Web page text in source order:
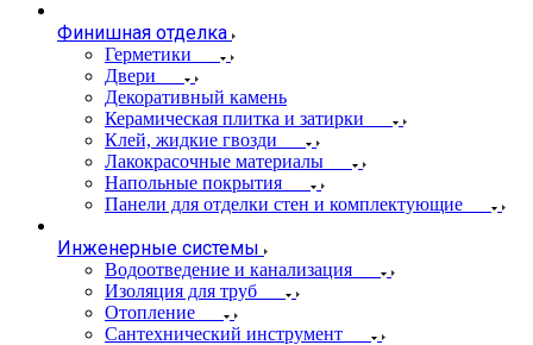
Финишная отделка
Герметики
Двери
Декоративный камень
Керамическая плитка и затирки
Клей, жидкие гвозди
Лакокрасочные материалы
Напольные покрытия
Панели для отделки стен и комплектующие
Инженерные системы
Водоотведение и канализация
Изоляция для труб
Отопление
Сантехнический инструмент